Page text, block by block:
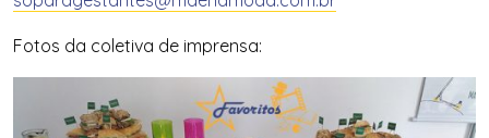
Fotos da coletiva de imprensa: